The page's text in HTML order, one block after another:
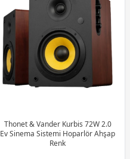
Thonet & Vander Kurbis 72W 2.0
Ev Sinema Sistemi Hoparlör Ahşap
Renk